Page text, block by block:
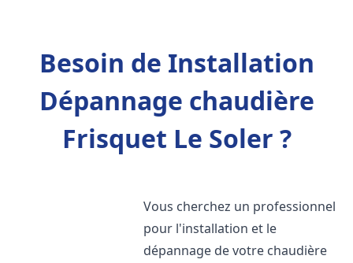
Besoin de Installation
Dépannage chaudière
Frisquet Le Soler ?
Vous cherchez un professionnel
pour l'installation et le
dépannage de votre chaudière